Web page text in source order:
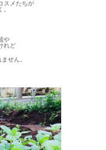
スメたちが
。
や
れど
せん。